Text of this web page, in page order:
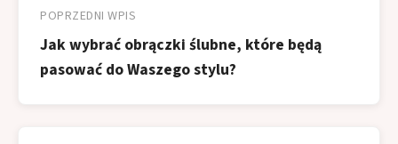
wpisu
POPRZEDNI WPIS
Jak wybrać obrączki ślubne, które będą
pasować do Waszego stylu?